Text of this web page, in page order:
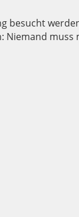
besucht
Niemand muss